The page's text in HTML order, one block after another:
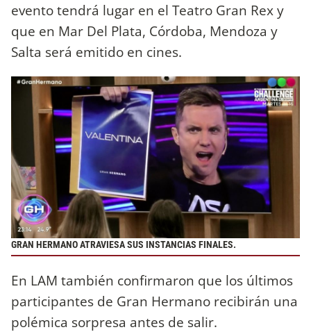
evento tendrá lugar en el Teatro Gran Rex y
que en Mar Del Plata, Córdoba, Mendoza y
Salta será emitido en cines.
GRAN HERMANO ATRAVIESA SUS INSTANCIAS FINALES.
En LAM también confirmaron que los últimos
participantes de Gran Hermano recibirán una
polémica sorpresa antes de salir.